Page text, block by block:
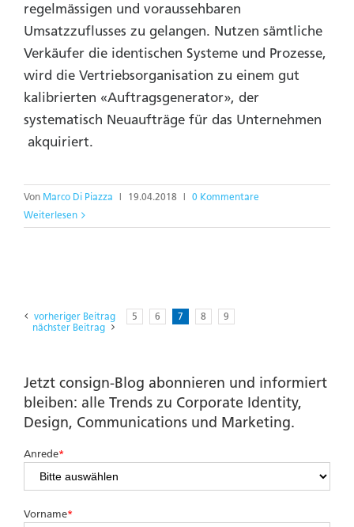
regelmässigen und voraussehbaren
Umsatzzuflusses zu gelangen. Nutzen sämtliche
Verkäufer die identischen Systeme und Prozesse,
wird die Vertriebsorganisation zu einem gut
kalibrierten «Auftragsgenerator», der
systematisch Neuaufträge für das Unternehmen
akquiriert.
Von Marco Di Piazza 19.04.2018
0 Kommentare
Weiterlesen
vorheriger Beitrag 5 6 7 8
9
nächster Beitrag
Jetzt consign-Blog abonnieren und informiert
bleiben: alle Trends zu Corporate Identity,
Design, Communications und Marketing.
Anrede*
Vorname*